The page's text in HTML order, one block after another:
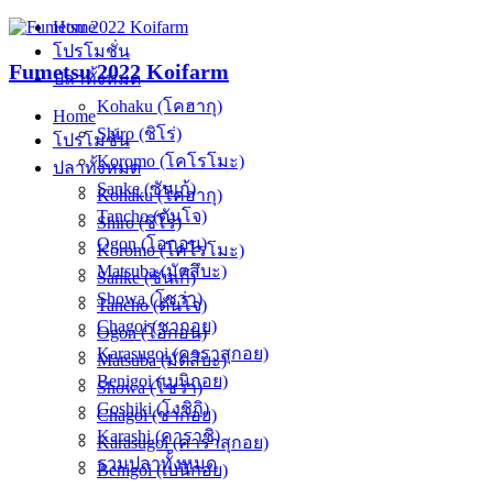
Skip
content
Fumetsu 2022 Koifarm
Home
โปรโมชั่น
ปลาทั้งหมด
Kohaku (โคฮากุ)
Shiro (ชิโร่)
Koromo (โคโรโมะ)
Sanke (ซันเก้)
Tancho (ตันโจ)
Ogon (โอกอน)
Matsuba (มัตสึบะ)
Showa (โชว่า)
Chagoi (ชากอย)
Karasugoi (คาราสุกอย)
Benigoi (เบนิกอย)
Home
โปรโมชั่น
ปลาทั้งหมด
Kohaku (โคฮากุ)
Shiro (ชิโร่)
Koromo (โคโรโมะ)
Sanke (ซันเก้)
Tancho (ตันโจ)
Ogon (โอกอน)
Matsuba (มัตสึบะ)
Showa (โชว่า)
Chagoi (ชากอย)
Karasugoi (คาราสุกอย)
Benigoi (เบนิกอย)
Goshiki (โงชิกิ)
Karashi (คาราชิ)
รวมปลาทั้งหมด